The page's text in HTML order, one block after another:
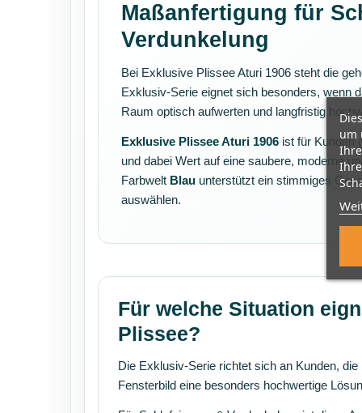
Maßanfertigung für
Verdunkelung
Bei Exklusive Plissee Aturi 1906 steht die
Exklusiv-Serie eignet sich besonders, wenn
Raum optisch aufwerten und langfristig
Exklusive Plissee Aturi 1906 ist für Kunden
und dabei Wert auf eine saubere, moderne
Farbwelt Blau unterstützt ein stimmiges
auswählen.
Für welche Situation
Plissee?
Die Exklusiv-Serie richtet sich an Kunden,
Fensterbild eine besonders hochwertige
um